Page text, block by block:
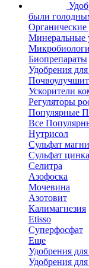
были
Органические
Минеральные
Биопрепараты
Удобрения
Ускорители
Регуляторы
Популярные
Все
Нутрисол
Сульфат
Сульфат цинка
Селитра
Азофоска
Мочевина
Азотовит
Калимагнезия
Etisso
Суперфосфат
Еще
Удобрения
Удобрения